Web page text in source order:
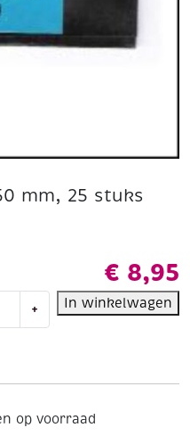
mm, 25 stuks
€ 8,95
+ In winkelwagen
op voorraad